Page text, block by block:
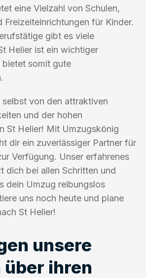
eine Vielzahl von Schulen,
Freizeiteinrichtungen für Kinder.
gibt es viele
Helier ist ein wichtiger
bietet somit gute
von den attraktiven
und der hohen
St Helier! Mit Umzugskönig
dir ein zuverlässiger Partner für
Verfügung. Unser erfahrenes
dich bei allen Schritten und
dein Umzug reibungslos
uns noch heute und plane
St Helier!
unsere
über ihren